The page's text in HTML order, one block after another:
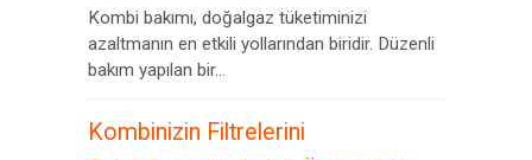
Kombi bakımı, doğalgaz tüketiminizi
azaltmanın en etkili yollarından biridir. Düzenli
bakım yapılan bir...
Kombinizin Filtrelerini